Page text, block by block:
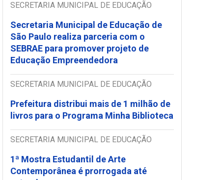
SECRETARIA MUNICIPAL DE EDUCAÇÃO
Secretaria Municipal de Educação de
São Paulo realiza parceria com o
SEBRAE para promover projeto de
Educação Empreendedora
SECRETARIA MUNICIPAL DE EDUCAÇÃO
Prefeitura distribui mais de 1 milhão de
livros para o Programa Minha Biblioteca
SECRETARIA MUNICIPAL DE EDUCAÇÃO
1ª Mostra Estudantil de Arte
Contemporânea é prorrogada até